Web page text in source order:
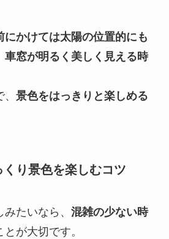
にかけては太陽の位置的にも
車窓が明るく美しく見える時
景色をはっきりと楽しめる
り景色を楽しむコツ
たいなら、 混雑の少ない時
とが大切です。